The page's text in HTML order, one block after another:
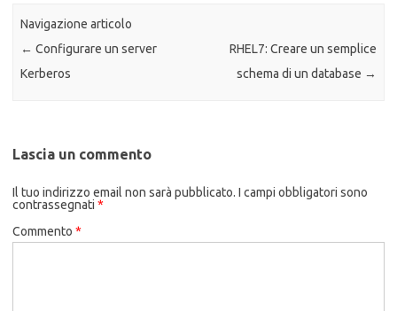
Navigazione articolo
← Configurare un server
Kerberos
RHEL7: Creare un semplice
schema di un database →
Lascia un commento
Il tuo indirizzo email non sarà pubblicato. I campi obbligatori sono
contrassegnati *
Commento *